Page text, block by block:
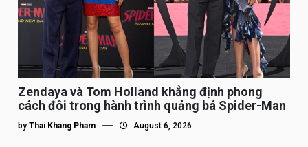
Zendaya và Tom Holland khẳng định phong
cách đôi trong hành trình quảng bá Spider-Man
by Thai Khang Pham August 6, 2026